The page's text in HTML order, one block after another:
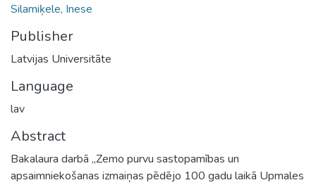
Silamiķele, Inese
Publisher
Latvijas Universitāte
Language
lav
Abstract
Bakalaura darbā „Zemo purvu sastopamības un
apsaimniekošanas izmaiņas pēdējo 100 gadu laikā Upmales